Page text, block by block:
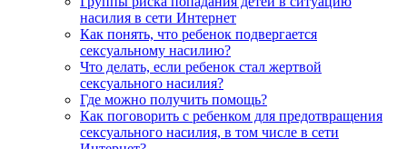
насилия в сети Интернет
Как понять, что ребенок подвергается
сексуальному насилию?
Что делать, если ребенок стал жертвой
сексуального насилия?
Где можно получить помощь?
Как поговорить с ребенком для предотвращения
сексуального насилия, в том числе в сети